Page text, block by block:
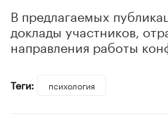
В предлагаемых
доклады участников,
направления работы
Теги: психология